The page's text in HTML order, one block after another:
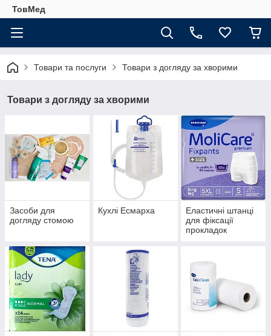
ТовМед
Товари та послуги Товари з догляду за хворими
Товари з догляду за хворими
Засоби для
догляду стомою
Кухлі Есмарха
Еластичні штанці
для фіксації
прокладок